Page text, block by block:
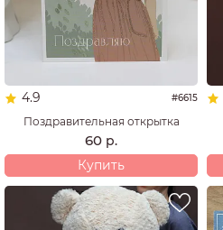
4.9 #6615
Поздравительная открытка
60 р.
Купить